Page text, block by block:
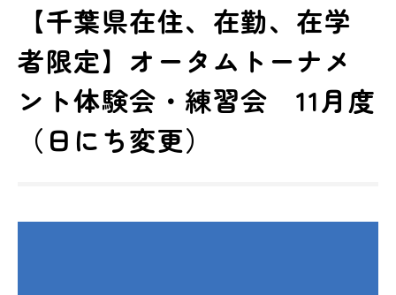
【千葉県在住、在勤、在学
者限定】オータムトーナメ
ント体験会・練習会 11月度
（日にち変更）